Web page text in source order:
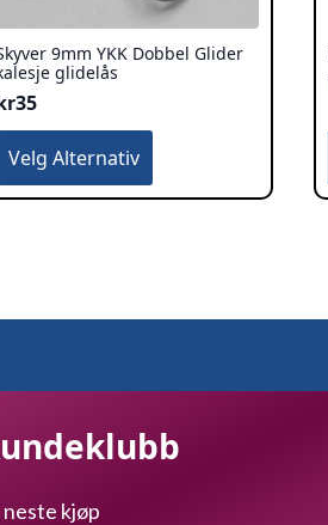
9mm YKK Dobbel Glider
glidelås
35
Velg Alternativ
produktet
kjøp